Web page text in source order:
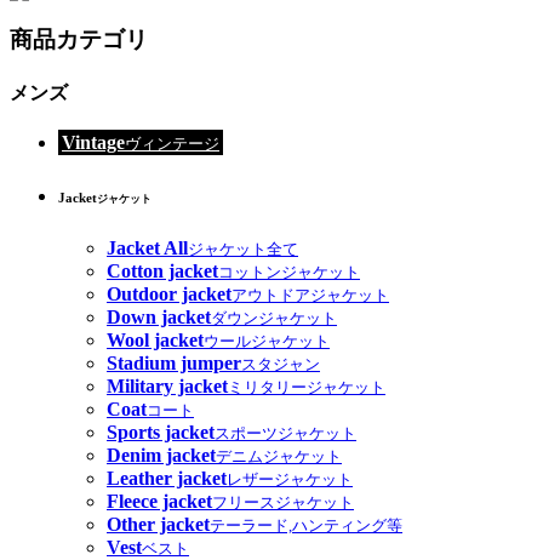
商品カテゴリ
メンズ
Vintageヴィンテージ
Jacketジャケット
Jacket Allジャケット全て
Cotton jacketコットンジャケット
Outdoor jacketアウトドアジャケット
Down jacketダウンジャケット
Wool jacketウールジャケット
Stadium jumperスタジャン
Military jacketミリタリージャケット
Coatコート
Sports jacketスポーツジャケット
Denim jacketデニムジャケット
Leather jacketレザージャケット
Fleece jacketフリースジャケット
Other jacketテーラード,ハンティング等
Vestベスト